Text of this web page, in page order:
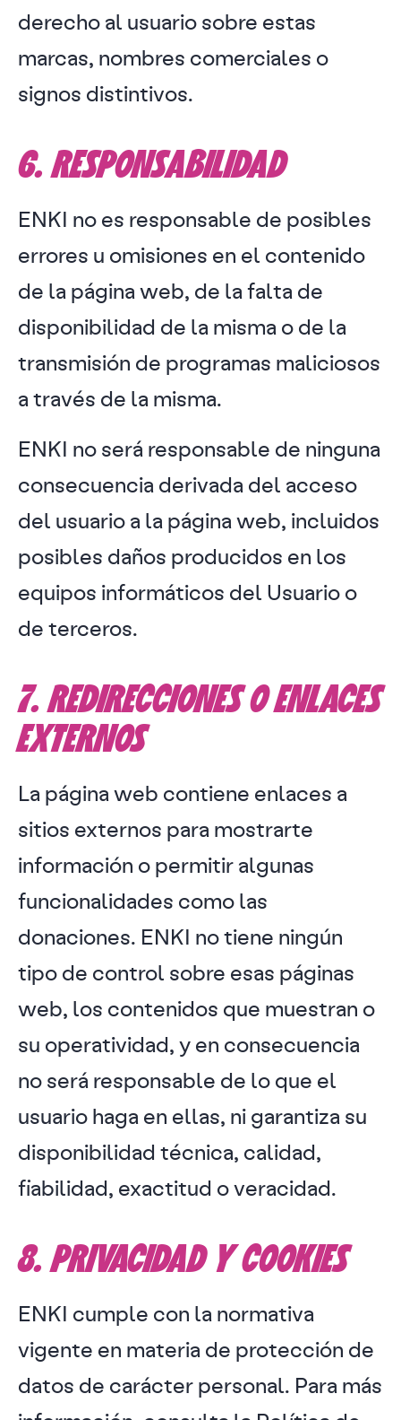
derecho al usuario sobre estas
marcas, nombres comerciales o
signos distintivos.
6. RESPONSABILIDAD
ENKI no es responsable de posibles
errores u omisiones en el contenido
de la página web, de la falta de
disponibilidad de la misma o de la
transmisión de programas maliciosos
a través de la misma.
ENKI no será responsable de ninguna
consecuencia derivada del acceso
del usuario a la página web, incluidos
posibles daños producidos en los
equipos informáticos del Usuario o
de terceros.
7. REDIRECCIONES O ENLACES
EXTERNOS
La página web contiene enlaces a
sitios externos para mostrarte
información o permitir algunas
funcionalidades como las
donaciones. ENKI no tiene ningún
tipo de control sobre esas páginas
web, los contenidos que muestran o
su operatividad, y en consecuencia
no será responsable de lo que el
usuario haga en ellas, ni garantiza su
disponibilidad técnica, calidad,
fiabilidad, exactitud o veracidad.
8. PRIVACIDAD Y COOKIES
ENKI cumple con la normativa
vigente en materia de protección de
datos de carácter personal. Para más